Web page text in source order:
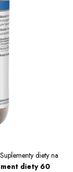
Suplementy diety na
diety 60